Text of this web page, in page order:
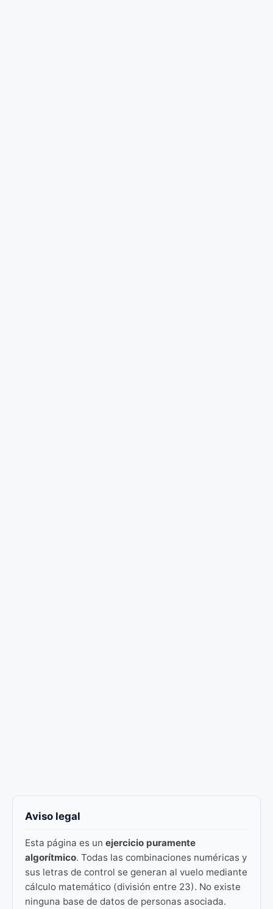
Aviso legal
Esta página es un ejercicio puramente
algorítmico. Todas las combinaciones numéricas y
sus letras de control se generan al vuelo mediante
cálculo matemático (división entre 23). No existe
ninguna base de datos de personas asociada.